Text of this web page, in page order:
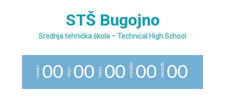
STŠ Bugojno
Srednja tehnička škola – Technical High School
weeks 00 days 00 hours 00 minutes 00 seconds 00